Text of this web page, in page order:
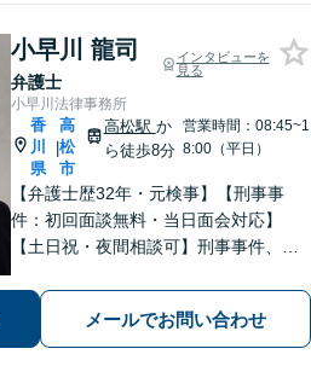
小早川 龍司
弁護士
インタビューを
見る
小早川法律事務所
香
川
県
|
高
松
市
高松駅 か
ら徒歩8分
営業時間：08:45~1
8:00（平日）
【弁護士歴32年・元検事】【刑事事
件：初回面談無料・当日面会対応】
【土日祝・夜間相談可】刑事事件、離
整理等。地域密着型で丁寧に対応しま
す。【高松駅徒歩10分】【所属弁護士3
名】
メールでお問い合わせ